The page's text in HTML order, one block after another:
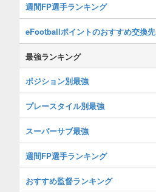
週間FP選手ランキング
eFootballポイントのおすすめ交換先
最強ランキング
ポジション別最強
プレースタイル別最強
スーパーサブ最強
週間FP選手ランキング
おすすめ監督ランキング